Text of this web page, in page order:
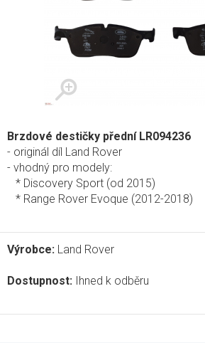
Brzdové destičky přední LR094236
- originál díl Land Rover
- vhodný pro modely:
* Discovery Sport (od 2015)
* Range Rover Evoque (2012-2018)
Výrobce: Land Rover
Dostupnost: Ihned k odběru